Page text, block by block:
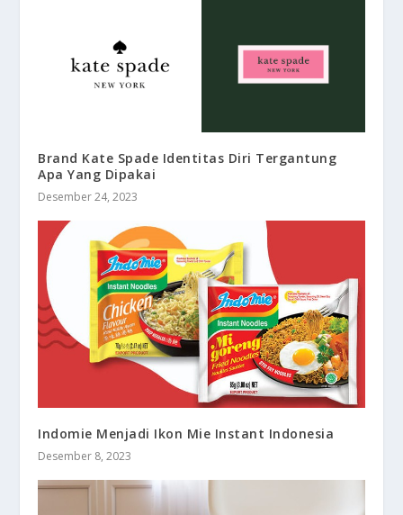
Brand Kate Spade Identitas Diri Tergantung
Apa Yang Dipakai
Desember 24, 2023
Indomie Menjadi Ikon Mie Instant Indonesia
Desember 8, 2023